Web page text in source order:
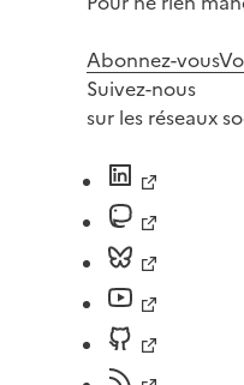
Abonnez-vous
Suivez-nous
sur les réseaux